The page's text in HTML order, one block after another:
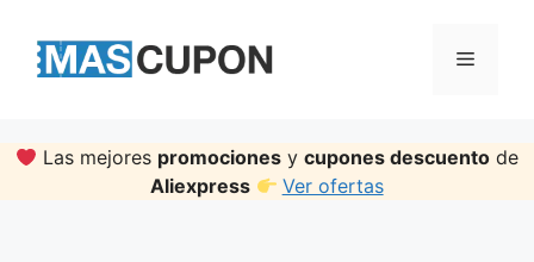
content
Menu
Las mejores promociones ycupones descuento de
Aliexpress
Ver ofertas